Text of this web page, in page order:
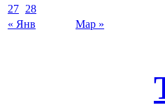
« Янв Мар »
27 28